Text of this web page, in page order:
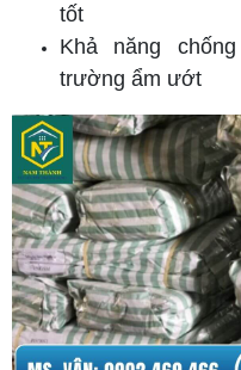
tốt
Khả năng
trường ẩm ướt